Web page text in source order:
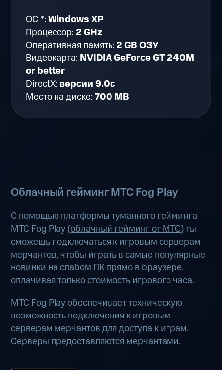
ОС *:Windows XP
Процессор: 2 GHz
Оперативная память: 2 GB ОЗУ
Видеокарта: NVIDIA GeForce GT 240M
or better
DirectX: версии 9.0c
Место на диске:700 MB
Облачный гейминг МТС Fog Play
С помощью платформы туманного гейминга
МТС Fog Play (облачный гейминг от МТС) ты
сможешь подключаться к игровым серверам
мерчантов, чтобы играть в самые популярные
новинки на слабом ПК прямо в браузере,
оплачивая только стоимость игрового часа.
МТС Fog Play обеспечивает техническую
возможность подключения к игровым
серверам мерчантов для доступа к играм.
Серверы предоставляются мерчантами.